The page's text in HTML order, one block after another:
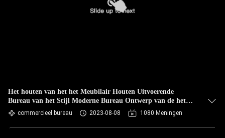
Het houten van het het Meubilair Houten Uitvoerende
Bureau van het Stijl Moderne Bureau Ontwerp van de het
Bureaulijst
commercieel bureau 2023-08-08 1080 Meningen